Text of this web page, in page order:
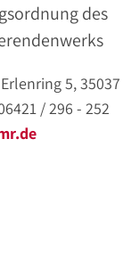
des
5, 35037
/ 296 - 252